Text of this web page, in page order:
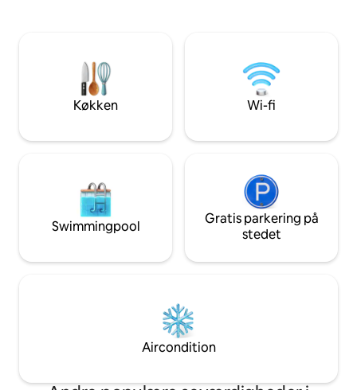
walk to Torno to find a bar, cafe, shop,
and restaurants. Como is a short drive,
and public transport is close by. L'
appartamento dista km 5 da Como, km 2
Lugano. E' raggiungibile con i mezzi di
stazione ferroviaria Como San Giovanni ,
Como Lago Ferrovie Nord o da Piazza
Matteotti in direzione Como- Bellagio,
impiegano circa 8 min per raggiungere la
distante 100 m circa dall' abitazione.
battelli della navigazione del Lago di
Como, con partenza da Piazza Cavour in
direzione Torno, da dove camminando
per circa 15 min raggiungerete la
CONSIGLIARE VIVAMENTE LA PIU'
tilbyder en række
drikke, lokale
børn, en lille
parkering i
Køkken Wi-fi
Swimmingpool
Gratis parkering på
stedet
Aircondition